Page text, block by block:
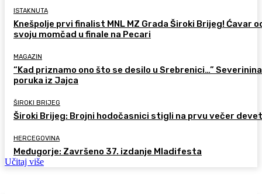
ISTAKNUTA
Knešpolje prvi finalist MNL MZ Grada Široki Brijeg! Ćavar
svoju momčad u finale na Pecari
MAGAZIN
“Kad priznamo ono što se desilo u Srebrenici…” Severinina
poruka iz Jajca
ŠIROKI BRIJEG
Široki Brijeg: Brojni hodočasnici stigli na prvu večer
HERCEGOVINA
Međugorje: Završeno 37. izdanje Mladifesta
Učitaj više